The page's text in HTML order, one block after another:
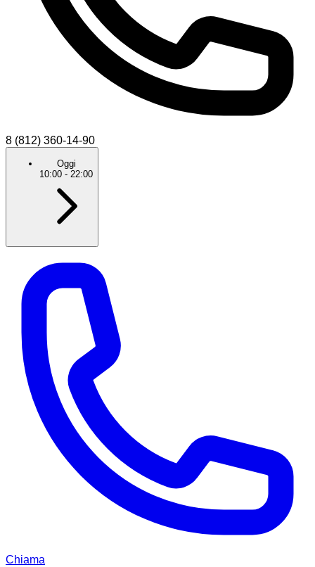
8 (812) 360-14-90
Oggi
10:00 - 22:00
Chiama